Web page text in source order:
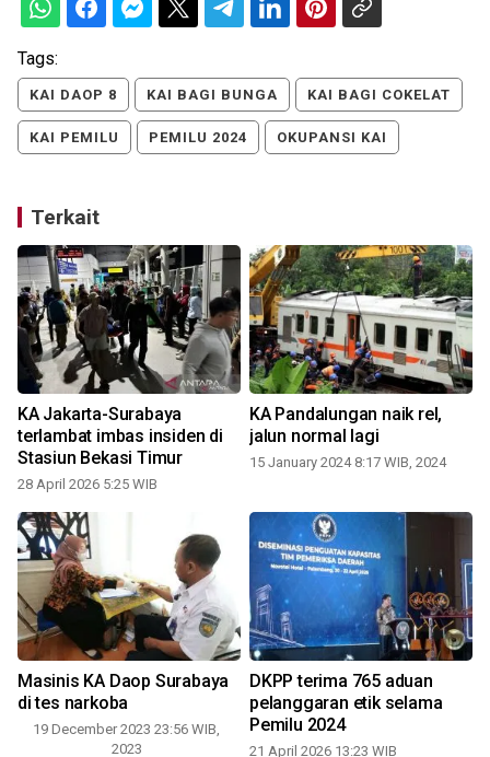
Tags:
KAI DAOP 8 KAI BAGI BUNGA KAI BAGI COKELAT
KAI PEMILU PEMILU 2024 OKUPANSI KAI
Terkait
KA Jakarta-Surabaya
terlambat imbas insiden di
Stasiun Bekasi Timur
28 April 2026 5:25 WIB
KA Pandalungan naik rel,
jalun normal lagi
15 January 2024 8:17 WIB, 2024
Masinis KA Daop Surabaya
di tes narkoba
19 December 2023 23:56 WIB,
2023
DKPP terima 765 aduan
pelanggaran etik selama
Pemilu 2024
21 April 2026 13:23 WIB